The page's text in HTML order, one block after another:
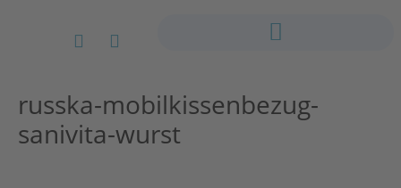
russka-mobilkissenbezug-
sanivita-wurst